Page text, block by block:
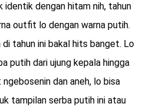
identik dengan hitam nih, tahun
outfit lo dengan warna putih.
tahun ini bakal hits banget. Lo
putih dari ujung kepala hingga
dan aneh, lo bisa
tampilan serba putih ini atau